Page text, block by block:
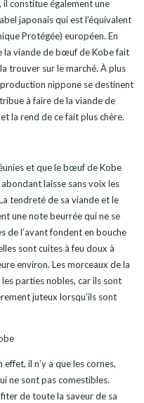
constitue également une
japonais qui est l’équivalent
Protégée) européen. En
viande de bœuf de Kobe fait
trouver sur le marché. À plus
nippone se destinent
à faire de la viande de
la rend de ce fait plus chère.
et que le bœuf de Kobe
laisse sans voix les
tendreté de sa viande et le
une note beurrée qui ne se
de l’avant fondent en bouche
sont cuites à feu doux à
environ. Les morceaux de la
parties nobles, car ils sont
juteux lorsqu’ils sont
il n’y a que les cornes,
ne sont pas comestibles.
de toute la saveur de sa